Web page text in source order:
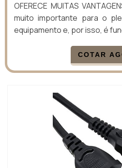
OFERECE MUITAS
muito importante para o
equipamento e, por isso, é
COTAR